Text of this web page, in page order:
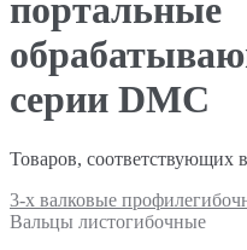
портальные
серии DMC
Товаров, соответствующих
3-х валковые
Вальцы листогибочные